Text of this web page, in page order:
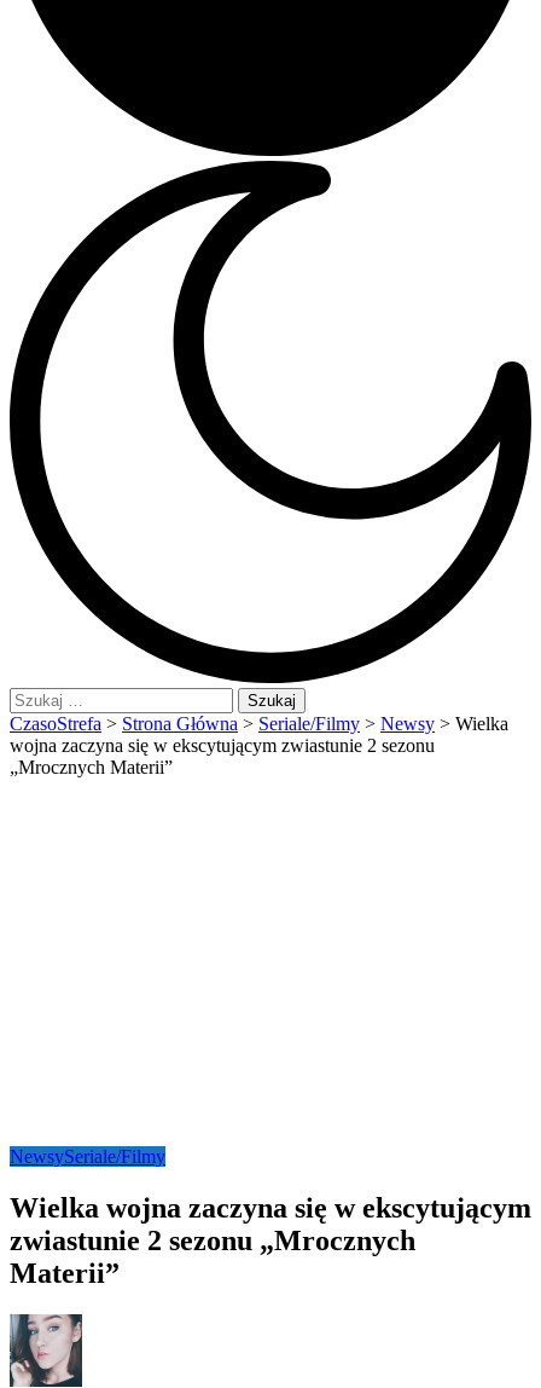
Szukaj:
CzasoStrefa > Strona Główna > Seriale/Filmy > Newsy > Wielka
wojna zaczyna się w ekscytującym zwiastunie 2 sezonu
„Mrocznych Materii”
NewsySeriale/Filmy
Wielka wojna zaczyna się w ekscytującym
zwiastunie 2 sezonu „Mrocznych
Materii”